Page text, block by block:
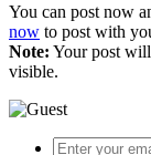
You can post now
now to post with
Note: Your post
visible.